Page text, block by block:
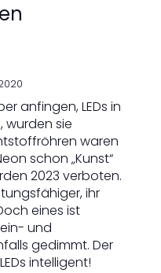
anfingen, LEDs in
wurden sie
waren
schon „Kunst“
2023 verboten.
ihr
eines ist
und
gedimmt. Der
intelligent!